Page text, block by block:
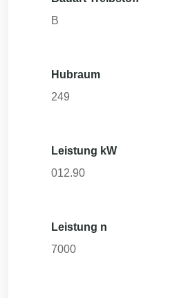
B
Hubraum
249
Leistung kW
012.90
Leistung n
7000